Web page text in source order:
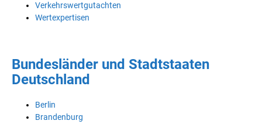
Verkehrswertgutachten
Wertexpertisen
Bundesländer und Stadtstaaten
Deutschland
Berlin
Brandenburg